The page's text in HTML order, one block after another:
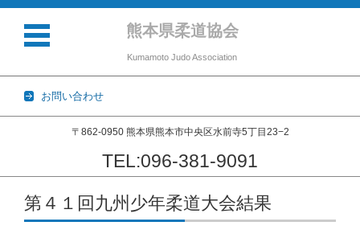
熊本県柔道協会
Kumamoto Judo Association
お問い合わせ
〒862-0950 熊本県熊本市中央区水前寺5丁目23−2
TEL:096-381-9091
コンテンツに移動
第４１回九州少年柔道大会結果